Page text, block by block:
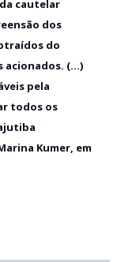
cautelar
dos
do
acionados. (...)
pela
todos os
Kumer, em